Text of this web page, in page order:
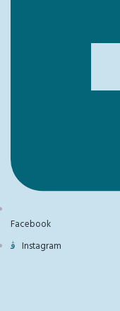
Facebook
Instagram